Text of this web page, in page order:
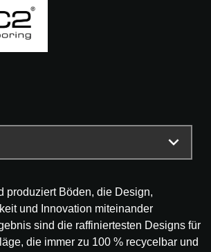
produziert Böden, die Design,
und Innovation miteinander
sind die raffiniertesten Designs für
die immer zu 100 % recycelbar und